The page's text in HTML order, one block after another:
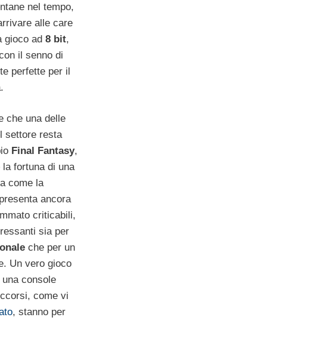
nel tempo,
alle care
gioco ad 8 bit,
il senno di
perfette per il
che una delle
settore resta
Final Fantasy,
fortuna di una
come la
ancora
criticabili,
sia per
che per un
Un vero gioco
console
come vi
, stanno per